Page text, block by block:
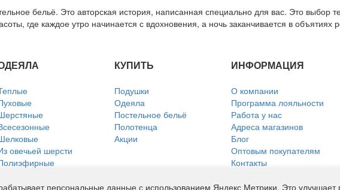
бельё. Это авторская история, написанная специально для вас. Это выбор
где каждое утро начинается с вдохновения, а ночь заканчивается в объятиях
овечьей шерсти
КУПИТЬ
Подушки
Одеяла
Постельное бельё
Полотенца
Акции
ИНФОРМАЦИЯ
О компании
Программа лояльности
Работа у нас
Адреса магазинов
Блог
Оптовым покупателям
Контакты
файлов Cookie
персональные данные с использованием Яндекс Метрики. Это улучшает